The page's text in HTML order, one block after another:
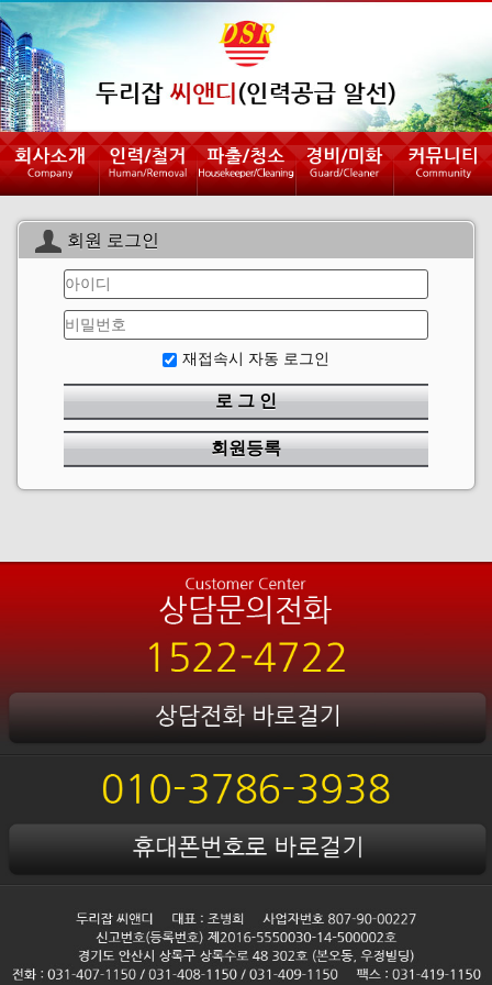
회원 로그인
재접속시 자동 로그인
로 그 인
회원등록